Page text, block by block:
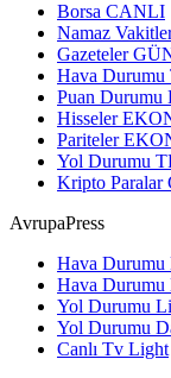
Borsa CANLI
Namaz
Gazeteler
Hava Durumu
Puan Durumu
Hisseler
Pariteler
Yol Durumu
Kripto Paralar
AvrupaPress
Hava Durumu
Hava Durumu
Yol Durumu
Yol Durumu
Canlı Tv Light